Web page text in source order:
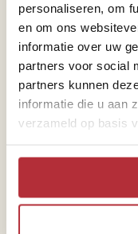
personaliseren, om
en om ons
informatie over uw
partners voor social
partners kunnen
informatie die u aan
verzameld op basis
Sparren